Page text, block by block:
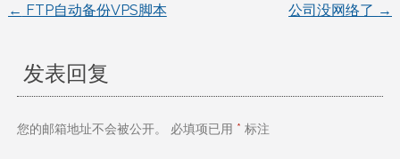
文
章
导
← FTP自动备份VPS脚本 公司没网络了 →
发表回复
您的邮箱地址不会被公开。 必填项已用 * 标注